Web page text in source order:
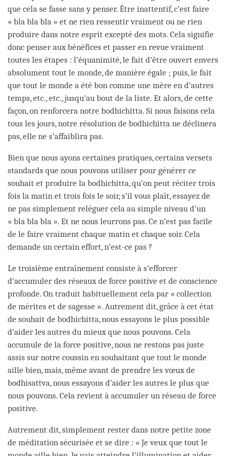
que cela se fasse sans y penser. Être inattentif, c’est faire
« bla bla bla » et ne rien ressentir vraiment ou ne rien
produire dans notre esprit excepté des mots. Cela signifie
donc penser aux bénéfices et passer en revue vraiment
toutes les étapes : l’équanimité, le fait d’être ouvert envers
absolument tout le monde, de manière égale ; puis, le fait
que tout le monde a été bon comme une mère en d’autres
temps, etc., etc., jusqu’au bout de la liste. Et alors, de cette
façon, on renforcera notre bodhichitta. Si nous faisons cela
tous les jours, notre résolution de bodhichitta ne déclinera
pas, elle ne s’affaiblira pas.
Bien que nous ayons certaines pratiques, certains versets
standards que nous pouvons utiliser pour générer ce
souhait et produire la bodhichitta, qu’on peut réciter trois
fois la matin et trois fois le soir, s’il vous plaît, essayez de
ne pas simplement reléguer cela au simple niveau d’un
« bla bla bla ». Et ne nous leurrons pas. Ce n’est pas facile
de le faire vraiment chaque matin et chaque soir. Cela
demande un certain effort, n’est-ce pas ?
Le troisième entraînement consiste à s’efforcer
d’accumuler des réseaux de force positive et de conscience
profonde. On traduit habituellement cela par « collection
de mérites et de sagesse ». Autrement dit, grâce à cet état
de souhait de bodhichitta, nous essayons le plus possible
d’aider les autres du mieux que nous pouvons. Cela
accumule de la force positive, nous ne restons pas juste
assis sur notre coussin en souhaitant que tout le monde
aille bien, mais, même avant de prendre les vœux de
bodhisattva, nous essayons d’aider les autres le plus que
nous pouvons. Cela revient à accumuler un réseau de force
positive.
Autrement dit, simplement rester dans notre petite zone
de méditation sécurisée et se dire : « Je veux que tout le